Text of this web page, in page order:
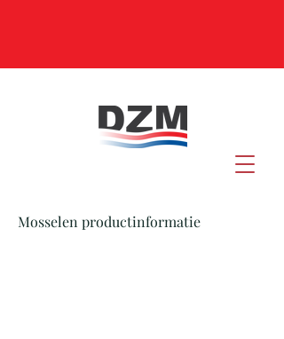
Mosselen productinformatie